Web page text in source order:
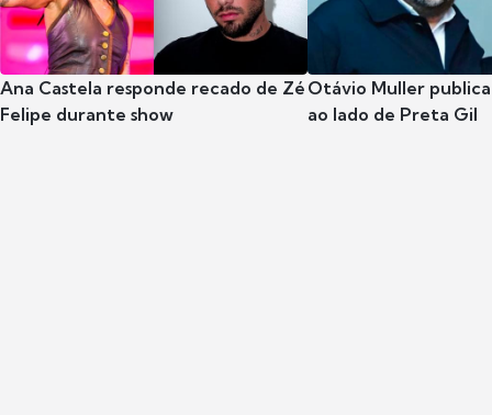
Ana Castela responde recado de Zé
Felipe durante show
Otávio Muller
ao lado de Preta Gil